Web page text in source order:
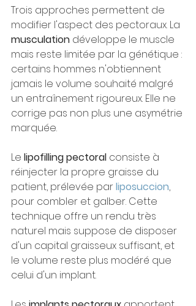
Trois approches permettent de
modifier l'aspect des pectoraux. La
musculation développe le muscle
mais reste limitée par la génétique :
certains hommes n'obtiennent
jamais le volume souhaité malgré
un entraînement rigoureux. Elle ne
corrige pas non plus une asymétrie
marquée.
Le lipofilling pectoral consiste à
réinjecter la propre graisse du
patient, prélevée par liposuccion,
pour combler et galber. Cette
technique offre un rendu très
naturel mais suppose de disposer
d'un capital graisseux suffisant, et
le volume reste plus modéré que
celui d'un implant.